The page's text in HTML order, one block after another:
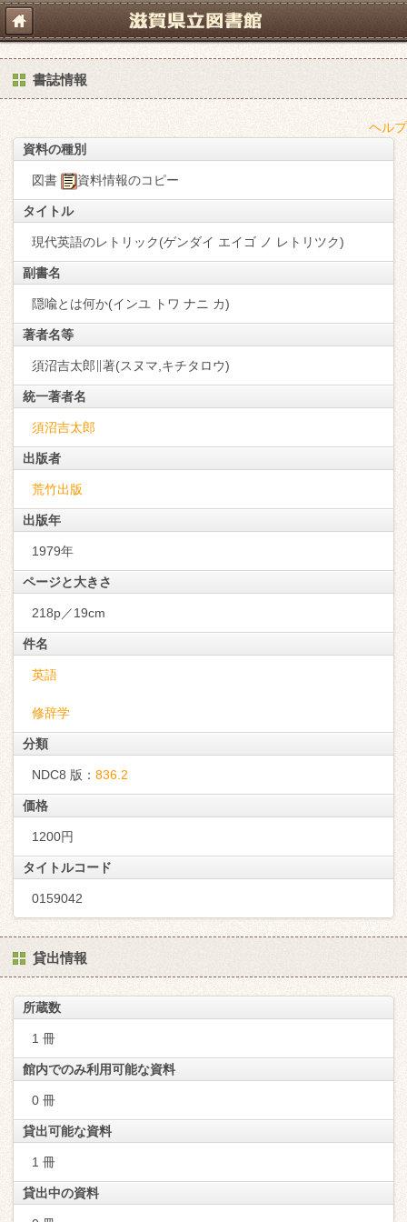
書誌情報
ヘルプ
資料の種別
図書 資料情報のコピー
タイトル
現代英語のレトリック(ゲンダイ エイゴ ノ レトリツク)
副書名
隠喩とは何か(インユ トワ ナニ カ)
著者名等
須沼吉太郎∥著(スヌマ,キチタロウ)
統一著者名
須沼吉太郎
出版者
荒竹出版
出版年
1979年
ページと大きさ
218p／19cm
件名
英語
修辞学
分類
NDC8 版： 836.2
価格
1200円
タイトルコード
0159042
貸出情報
所蔵数
1 冊
館内でのみ利用可能な資料
0 冊
貸出可能な資料
1 冊
貸出中の資料